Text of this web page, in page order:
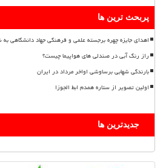
پربحث ترین ها
اهدای جایزه چهره برجسته علمی و فرهنگی جهاد دانشگاهی به
راز رنگ آبی در صندلی های هواپیما چیست؟
بارندگی شهابی برساوشی اواخر مرداد در ایران
اولین تصویر از ستاره همدم ابط الجوزا
جدیدترین ها